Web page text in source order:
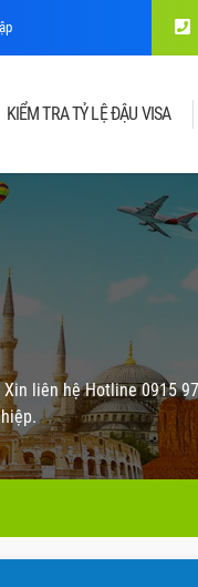
KIỂM TRA TỶ LỆ ĐẬU VISA
liên hệ Hotline 0915